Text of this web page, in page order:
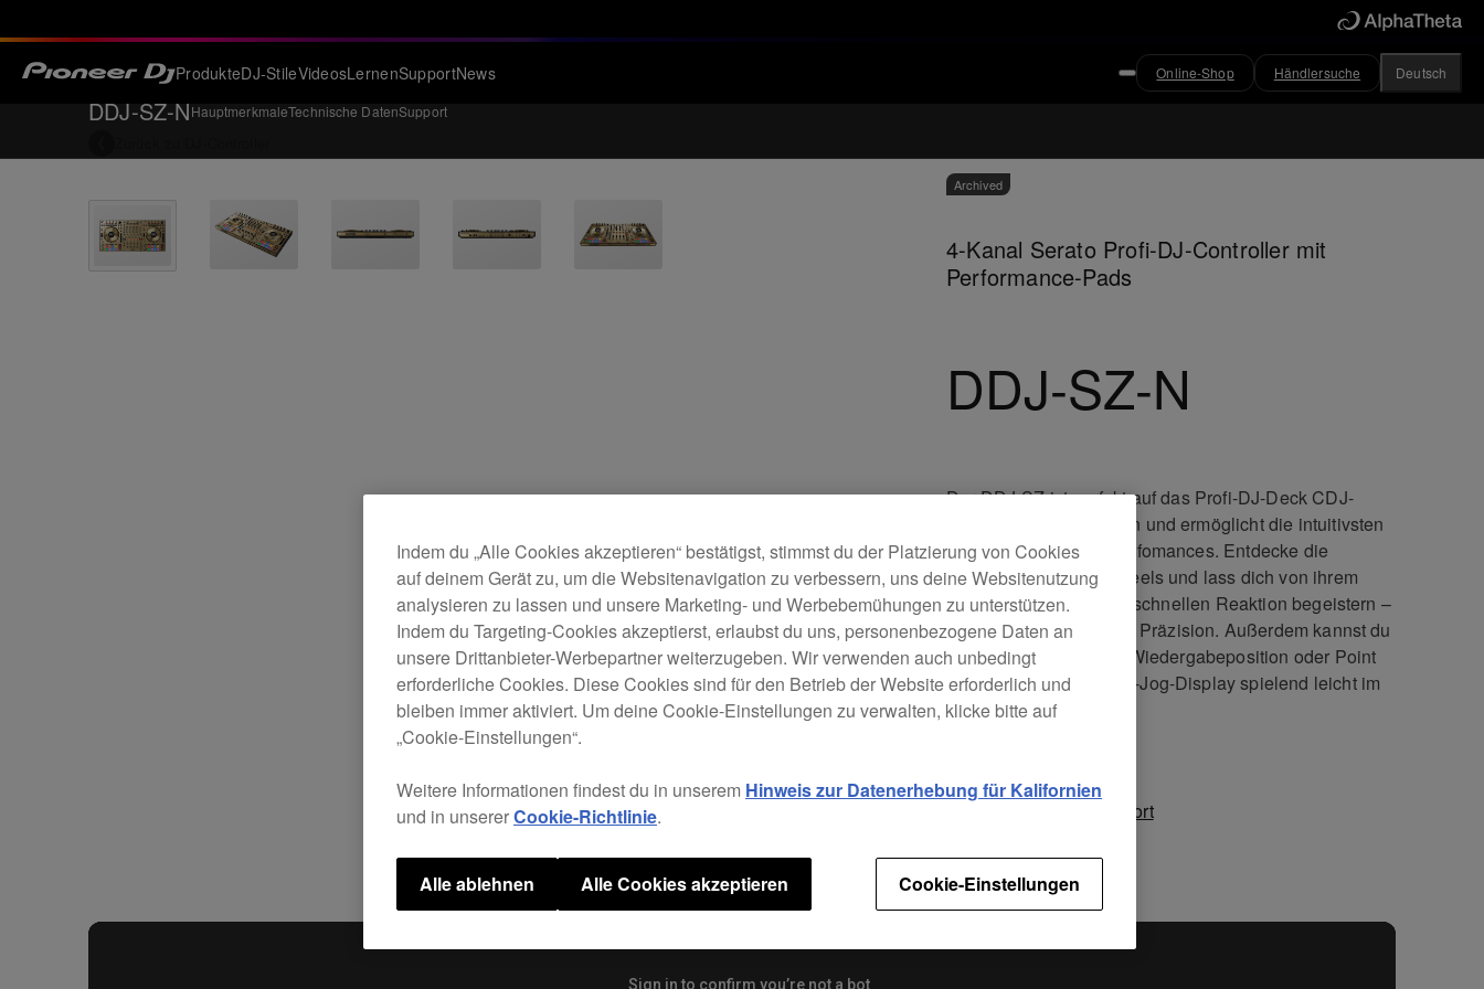
ProdukteDJ-StileVideosLernenSupportNews Online-Shop Händlersuche Deutsch
DDJ-SZ-NHauptmerkmaleTechnische DatenSupport
Archived
4-Kanal Serato Profi-DJ-Controller mit
Performance-Pads
DDJ-SZ-N
Der DDJ-SZ ist perfekt auf das Profi-DJ-Deck CDJ-
2000NXS zugeschnitten und ermöglicht die intuitivsten
physischen Scratch-Perfomances. Entdecke die
originalgroßen Jog-Wheels und lass dich von ihrem
seidigen Griff und ihrer schnellen Reaktion begeistern –
vor allem aber von ihrer Präzision. Außerdem kannst du
jederzeit zum Beispiel Wiedergabeposition oder Point
Countdown mit dem On-Jog-Display spielend leicht im
Auge behalten.
Support
Indem du „Alle Cookies akzeptieren“ bestätigst, stimmst du der Platzierung von Cookies
auf deinem Gerät zu, um die Websitenavigation zu verbessern, uns deine Websitenutzung
analysieren zu lassen und unsere Marketing- und Werbebemühungen zu unterstützen.
Indem du Targeting-Cookies akzeptierst, erlaubst du uns, personenbezogene Daten an
unsere Drittanbieter-Werbepartner weiterzugeben. Wir verwenden auch unbedingt
erforderliche Cookies. Diese Cookies sind für den Betrieb der Website erforderlich und
bleiben immer aktiviert. Um deine Cookie-Einstellungen zu verwalten, klicke bitte auf
„Cookie-Einstellungen“.
Weitere Informationen findest du in unserem Hinweis zur Datenerhebung für Kalifornien
und in unsererCookie-Richtlinie.
Cookie-Einstellungen
Alle ablehnen Alle Cookies akzeptieren